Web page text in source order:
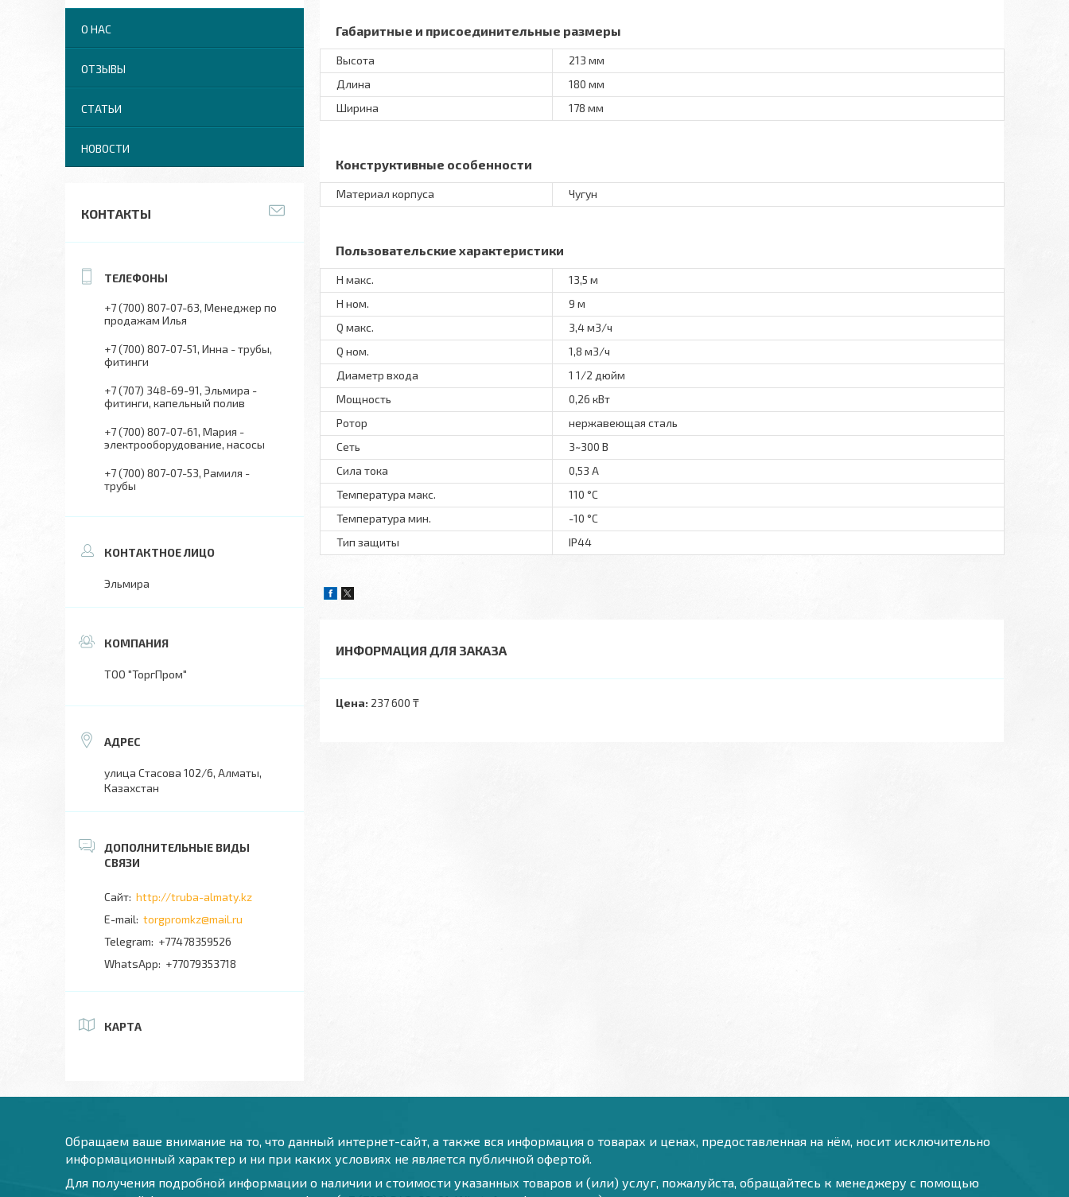
Габаритные и присоединительные размеры
Высота
213 мм
Длина
180 мм
Ширина
178 мм
Конструктивные особенности
Материал корпуса Чугун
Пользовательские характеристики
H макс.
13,5 м
H ном.
9 м
Q макс.
3,4 м3/ч
Q ном.
1,8 м3/ч
Диаметр входа
1 1/2 дюйм
Мощность
0,26 кВт
Ротор
нержавеющая сталь
Сеть
3~300 В
Сила тока
0,53 А
Температура макс.
110 °С
Температура мин.
-10 °С
Тип защиты
IP44
ИНФОРМАЦИЯ ДЛЯ ЗАКАЗА
Цена: 237 600 ₸
О НАС
ОТЗЫВЫ
СТАТЬИ
НОВОСТИ
КОНТАКТЫ
+7 (700) 807-07-63 Менеджер по
продажам Илья
+7 (700) 807-07-51 Инна - трубы,
фитинги
+7 (707) 348-69-91 Эльмира -
фитинги, капельный полив
+7 (700) 807-07-61 Мария -
электрооборудование, насосы
+7 (700) 807-07-53 Рамиля -
трубы
Эльмира
ТОО "ТоргПром"
улица Стасова 102/6, Алматы,
Казахстан
http://truba-almaty.kz
torgpromkz@mail.ru
+77478359526
+77079353718
КАРТА
Обращаем ваше внимание на то, что данный интернет-сайт, а также вся информация о товарах и ценах, предоставленная на нём, носит исключительно
информационный характер и ни при каких условиях не является публичной офертой.
Для получения подробной информации о наличии и стоимости указанных товаров и (или) услуг, пожалуйста, обращайтесь к менеджеру с помощью